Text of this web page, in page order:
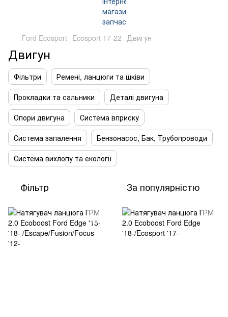
Ford Ecosport Ecosport 17-22 Двигун
Двигун
Фільтри
Ремені, ланцюги та шківи
Прокладки та сальники
Деталі двигуна
Опори двигуна
Система вприску
Система запалення
Бензонасос, Бак, Трубопроводи
Система вихлопу та екології
Фільтр За популярністю